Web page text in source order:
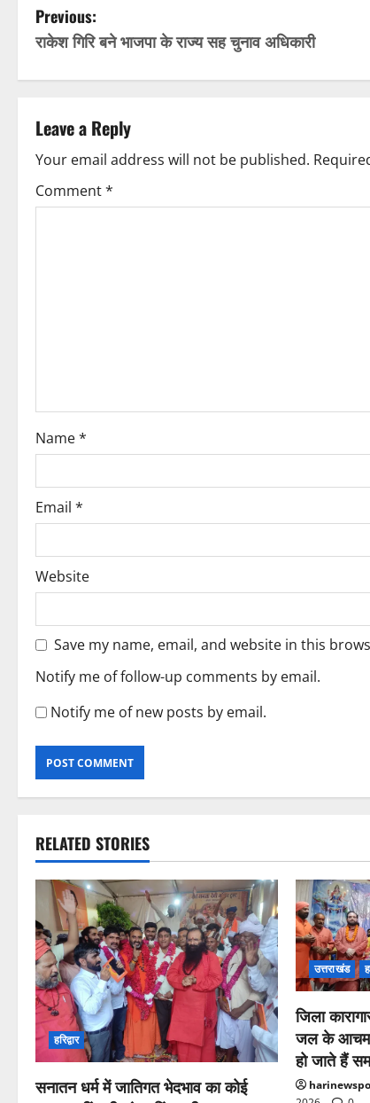
P
o
s
t
n
a
i
o
n
Previous:
राकेश गिरि बने भाजपा के राज्य सह चुनाव अधिकारी
Leave a Reply
Your email address will not be published.
Comment*
Name*
Email *
Website
Save my name, email, and website in this
Notify me of follow-up comments by email.
Notify me of new posts by email.
RELATED STORIES
हरिद्वार
सनातन धर्म में जातिगत भेदभाव का कोई
उत्तराखंड
जिला
जल के आचमन
हो जाते हैं